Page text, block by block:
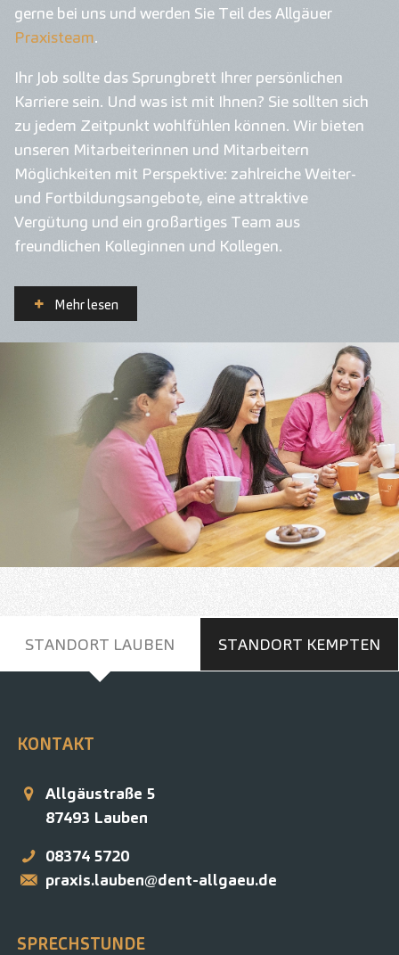
gerne bei uns und werden Sie Teil des Allgäuer
Praxisteam.
Ihr Job sollte das Sprungbrett Ihrer persönlichen
Karriere sein. Und was ist mit Ihnen? Sie sollten sich
zu jedem Zeitpunkt wohlfühlen können. Wir bieten
unseren Mitarbeiterinnen und Mitarbeitern
Möglichkeiten mit Perspektive: zahlreiche Weiter-
und Fortbildungsangebote, eine attraktive
Vergütung und ein großartiges Team aus
freundlichen Kolleginnen und Kollegen.
Mehr lesen
STANDORT LAUBEN STANDORT KEMPTEN
KONTAKT
Allgäustraße 5
87493 Lauben
08374 5720
praxis.lauben@dent-allgaeu.de
SPRECHSTUNDE